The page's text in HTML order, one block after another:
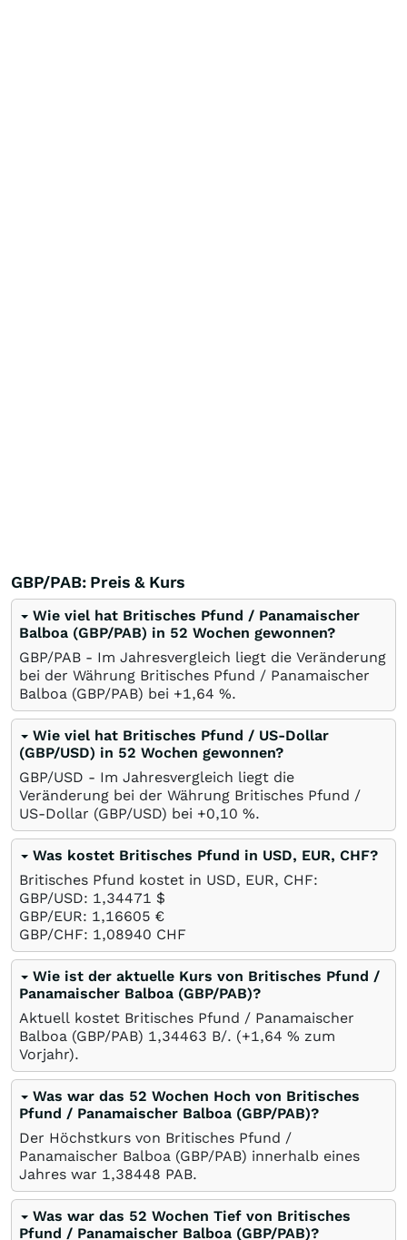
GBP/PAB: Preis & Kurs
Wie viel hat Britisches Pfund / Panamaischer
Balboa (GBP/PAB) in 52 Wochen gewonnen?
GBP/PAB - Im Jahresvergleich liegt die Veränderung
bei der Währung Britisches Pfund / Panamaischer
Balboa (GBP/PAB) bei +1,64 %.
Wie viel hat Britisches Pfund / US-Dollar
(GBP/USD) in 52 Wochen gewonnen?
GBP/USD - Im Jahresvergleich liegt die
Veränderung bei der Währung Britisches Pfund /
US-Dollar (GBP/USD) bei +0,10 %.
Was kostet Britisches Pfund in USD, EUR, CHF?
Britisches Pfund kostet in USD, EUR, CHF:
GBP/USD: 1,34471 $
GBP/EUR: 1,16605 €
GBP/CHF: 1,08940 CHF
Wie ist der aktuelle Kurs von Britisches Pfund /
Panamaischer Balboa (GBP/PAB)?
Aktuell kostet Britisches Pfund / Panamaischer
Balboa (GBP/PAB) 1,34463 B/. (+1,64 % zum
Vorjahr).
Was war das 52 Wochen Hoch von Britisches
Pfund / Panamaischer Balboa (GBP/PAB)?
Der Höchstkurs von Britisches Pfund /
Panamaischer Balboa (GBP/PAB) innerhalb eines
Jahres war 1,38448 PAB.
Was war das 52 Wochen Tief von Britisches
Pfund / Panamaischer Balboa (GBP/PAB)?